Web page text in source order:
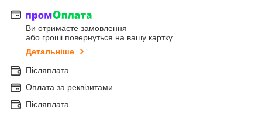
Ви отримаєте замовлення
або гроші повернуться на вашу картку
Детальніше
Післяплата
Оплата за реквізитами
Післяплата